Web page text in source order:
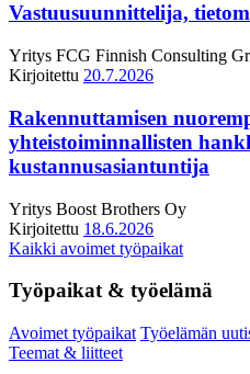
Vastuusuunnittelija,
Yritys FCG Finnish Consulting
Kirjoitettu 20.7.2026
Rakennuttamisen
yhteistoiminnallisten
kustannusasiantuntija
Yritys Boost Brothers Oy
Kirjoitettu 18.6.2026
Kaikki avoimet työpaikat
Työpaikat & työelämä
Avoimet työpaikat Työelämän
Teemat & liitteet